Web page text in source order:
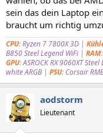
sein das dein Laptop
braucht um richtig
CPU:Ryzen 7 7800X 3D |
B850 Steel Legend WiFi | RAM:
GPU:ASROCK RX 9060XT
white ARGB | PSU: Corsair
aodstorm
Lieutenant